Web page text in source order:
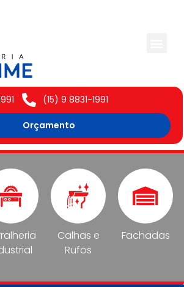
(15) 9 8831-1991
Orçamento
Calhas e
Rufos
Fachadas